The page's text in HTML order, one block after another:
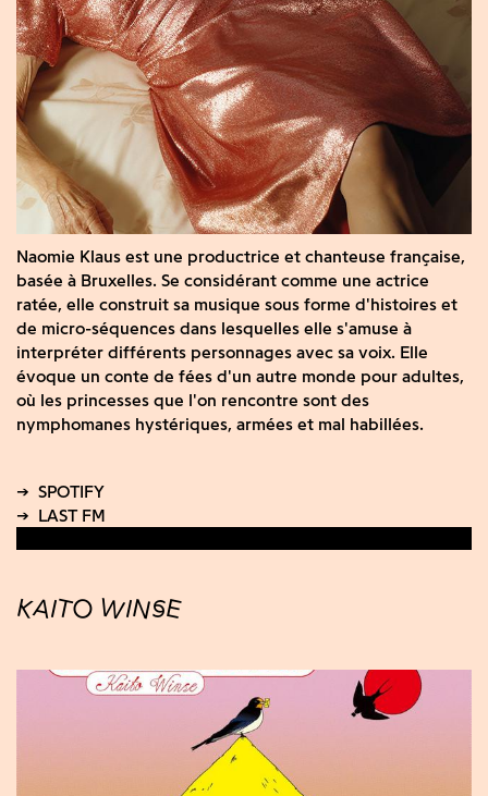
Naomie Klaus est une productrice et chanteuse française,
basée à Bruxelles. Se considérant comme une actrice
ratée, elle construit sa musique sous forme d'histoires et
de micro-séquences dans lesquelles elle s'amuse à
interpréter différents personnages avec sa voix. Elle
évoque un conte de fées d'un autre monde pour adultes,
où les princesses que l'on rencontre sont des
nymphomanes hystériques, armées et mal habillées.
KAITO WINSE